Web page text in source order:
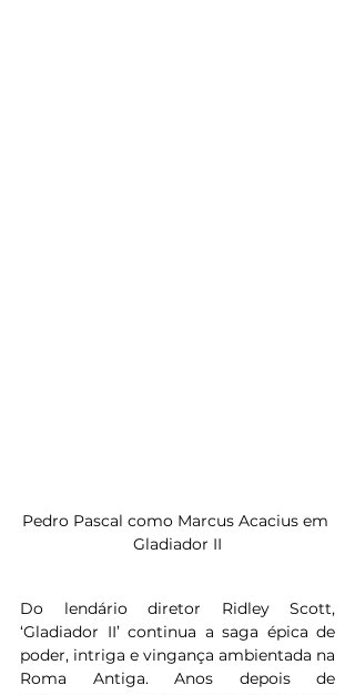
Pedro Pascal como Marcus Acacius em
Gladiador II
Do lendário diretor Ridley Scott,
‘Gladiador II’ continua a saga épica de
poder, intriga e vingança ambientada na
Roma Antiga. Anos depois de